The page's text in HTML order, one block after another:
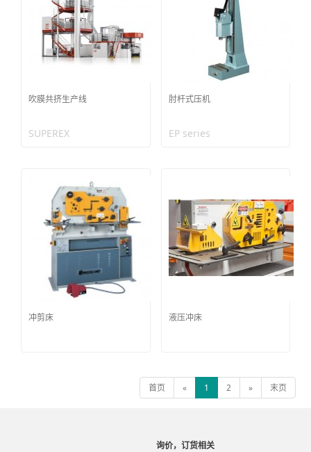
吹膜共挤生产线
SUPEREX
肘杆式压机
EP series
冲剪床 液压冲床
首页 « 1 2 » 末页
询价，订货相关